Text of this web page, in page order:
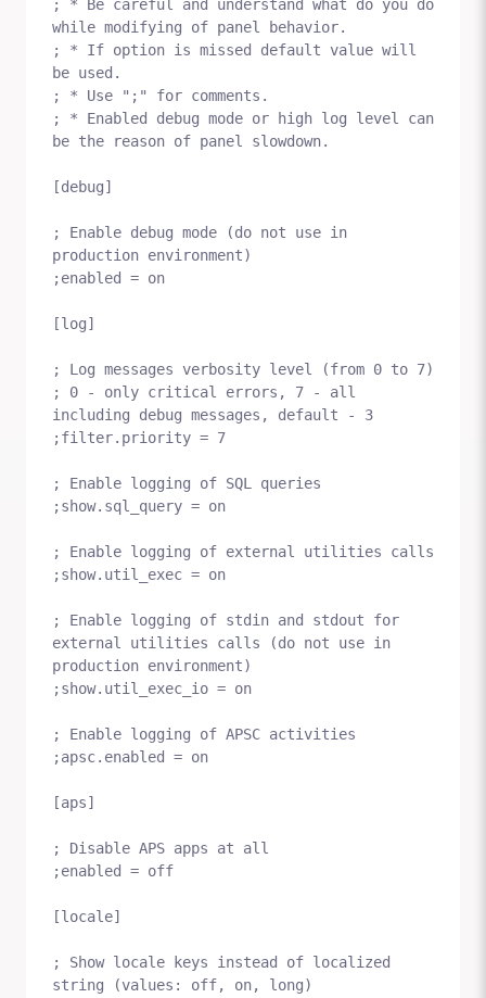
; * Be careful and understand what do you do
while modifying of panel behavior.
; * If option is missed default value will
be used.
; * Use ";" for comments.
; * Enabled debug mode or high log level can
be the reason of panel slowdown.
[debug]
; Enable debug mode (do not use in
production environment)
;enabled = on
[log]
; Log messages verbosity level (from 0 to 7)
; 0 - only critical errors, 7 - all
including debug messages, default - 3
;filter.priority = 7
; Enable logging of SQL queries
;show.sql_query = on
; Enable logging of external utilities calls
;show.util_exec = on
; Enable logging of stdin and stdout for
external utilities calls (do not use in
production environment)
;show.util_exec_io = on
; Enable logging of APSC activities
;apsc.enabled = on
[aps]
; Disable APS apps at all
;enabled = off
[locale]
; Show locale keys instead of localized
string (values: off, on, long)